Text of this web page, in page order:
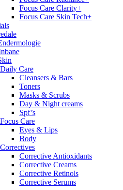
Focus Care Clarity+
Focus Care Skin Tech+
Daily Care
Cleansers & Bars
Toners
Masks & Scrubs
Day & Night creams
Spf’s
Focus Care
Eyes & Lips
Body
Correctives
Corrective Antioxidants
Corrective Creams
Corrective Retinols
Corrective Serums